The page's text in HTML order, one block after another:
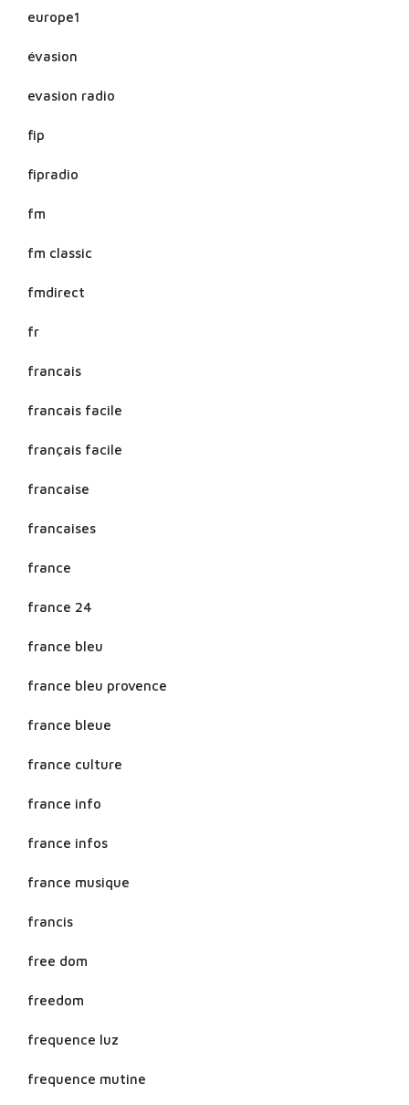
europe1
évasion
evasion radio
fip
fipradio
fm
fm classic
fmdirect
fr
francais
francais facile
français facile
francaise
francaises
france
france 24
france bleu
france bleu provence
france bleue
france culture
france info
france infos
france musique
francis
free dom
freedom
frequence luz
frequence mutine